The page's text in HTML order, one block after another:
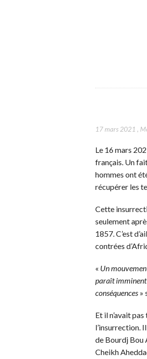
17 mars 2021 ,
Le 16 mars
français. Un
hommes ont
récupérer les
Cette
seulement
1857. C’est
contrées
« Un
paraît imminent
conséquences »
Et il n’avait
l’insurrection.
de Bourdj Bou
Cheikh